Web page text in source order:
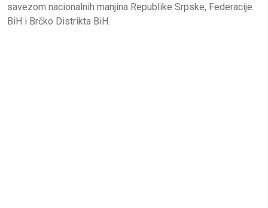
savezom nacionalnih manjina Republike Srpske, Federacije
BiH i Brčko Distrikta BiH.